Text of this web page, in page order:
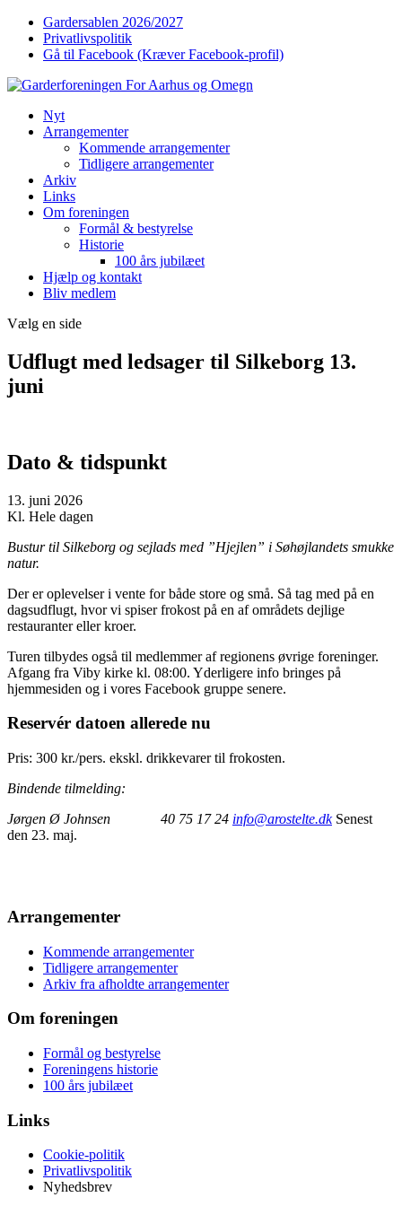
Gardersablen 2026/2027
Privatlivspolitik
Gå til Facebook (Kræver Facebook-profil)
Nyt
Arrangementer
Kommende arrangementer
Tidligere arrangementer
Arkiv
Links
Om foreningen
Formål & bestyrelse
Historie
100 års jubilæet
Hjælp og kontakt
Bliv medlem
Vælg en side
Udflugt med ledsager til Silkeborg 13.
juni
Dato & tidspunkt
13. juni 2026
Kl. Hele dagen
Bustur til Silkeborg og sejlads med ”Hjejlen” i Søhøjlandets smukke
natur.
Der er oplevelser i vente for både store og små. Så tag med på en
dagsudflugt, hvor vi spiser frokost på en af områdets dejlige
restauranter eller kroer.
Turen tilbydes også til medlemmer af regionens øvrige foreninger.
Afgang fra Viby kirke kl. 08:00. Yderligere info bringes på
hjemmesiden og i vores Facebook gruppe senere.
Reservér datoen allerede nu
Pris: 300 kr./pers. ekskl. drikkevarer til frokosten.
Bindende tilmelding:
Jørgen Ø Johnsen 40 75 17 24 info@arostelte.dkSenest
den 23. maj.
Arrangementer
Kommende arrangementer
Tidligere arrangementer
Arkiv fra afholdte arrangementer
Om foreningen
Formål og bestyrelse
Foreningens historie
100 års jubilæet
Links
Cookie-politik
Privatlivspolitik
Nyhedsbrev